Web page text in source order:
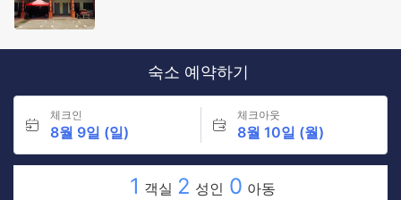
숙소 예약하기
체크인
8월 9일 (일)
체크아웃
8월 10일 (월)
1 객실 2 성인 0 아동